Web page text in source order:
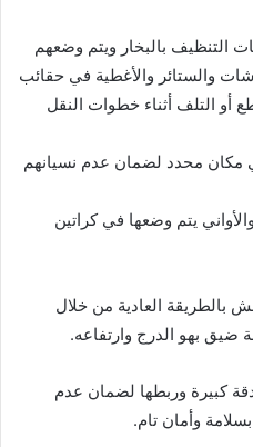
التنظيف بالبخار ويتم وضعهم
والستائر والأغطية في حقائب
أو التلف أثناء خطوات النقل
مكان محدد لضمان عدم نسيانهم
يتم وضعها في كراتين
بالطريقة العادية من خلال
ضيق بهو الدرج وارتفاعه.
كبيرة وربطها لضمان عدم
وأمان تام.